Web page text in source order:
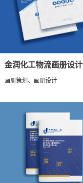
金润化工物流画册设计
画册策划、画册设计